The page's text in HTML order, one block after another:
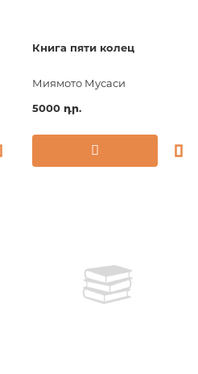
Книга пяти колец
Миямото Мусаси
5000 դր.